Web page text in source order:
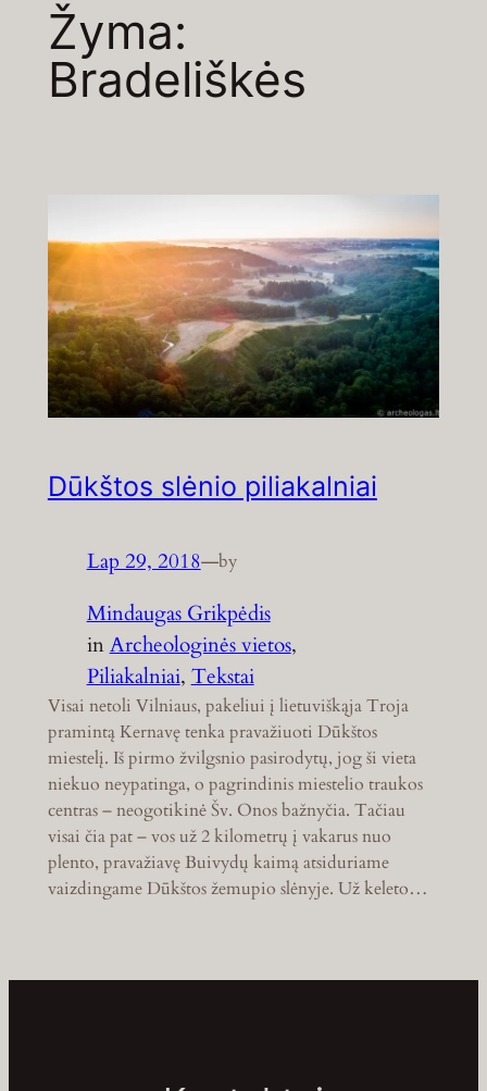
Žyma:
Bradeliškės
Dūkštos slėnio piliakalniai
Lap 29, 2018—by
Mindaugas Grikpėdis
inArcheologinės vietos
Piliakalniai, Tekstai
Visai netoli Vilniaus, pakeliui į lietuviškąja Troja
pramintą Kernavę tenka pravažiuoti Dūkštos
miestelį. Iš pirmo žvilgsnio pasirodytų, jog ši vieta
niekuo neypatinga, o pagrindinis miestelio traukos
centras – neogotikinė Šv. Onos bažnyčia. Tačiau
visai čia pat – vos už 2 kilometrų į vakarus nuo
plento, pravažiavę Buivydų kaimą atsiduriame
vaizdingame Dūkštos žemupio slėnyje. Už keleto…